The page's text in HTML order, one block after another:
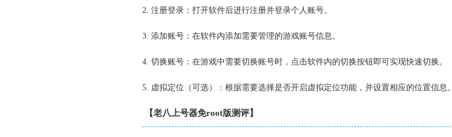
2. 注册登录：打开软件后进行注册并登录个人账号。
3. 添加账号：在软件内添加需要管理的游戏账号信息。
4. 切换账号：在游戏中需要切换账号时，点击软件内的切换按钮即可实现快速切换。
5. 虚拟定位（可选）：根据需要选择是否开启虚拟定位功能，并设置相应的位置信息。
【老八上号器免root版测评】